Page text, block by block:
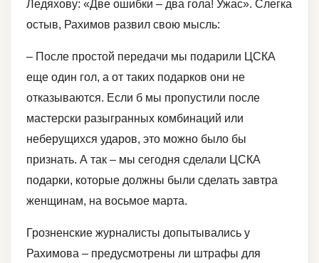
Ледяхову: «Две ошибки – два гола! Ужас». Слегка
остыв, Рахимов развил свою мысль:
– После простой передачи мы подарили ЦСКА
еще один гол, а от таких подарков они не
отказываются. Если б мы пропустили после
мастерски разыгранных комбинаций или
неберущихся ударов, это можно было бы
признать. А так – мы сегодня сделали ЦСКА
подарки, которые должны были сделать завтра
женщинам, на восьмое марта.
Грозненские журналисты допытывались у
Рахимова – предусмотрены ли штрафы для